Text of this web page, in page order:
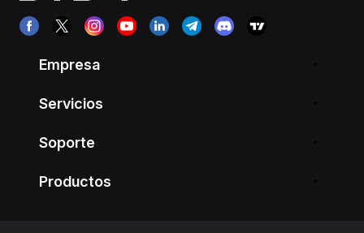
Empresa
Servicios
Soporte
Productos